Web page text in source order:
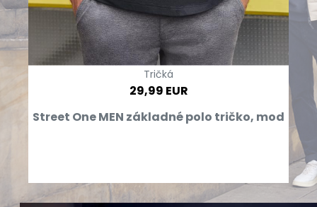
Tričká
29,99 EUR
Street One MEN základné polo tričko, mod